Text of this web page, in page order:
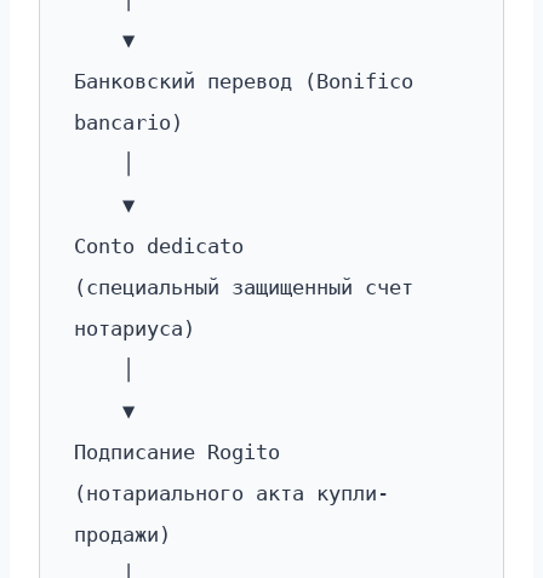
▼
Банковский перевод (Bonifico
bancario)
▼
Conto dedicato
(специальный защищенный счет
нотариуса)
▼
Подписание Rogito
(нотариального акта купли-
продажи)